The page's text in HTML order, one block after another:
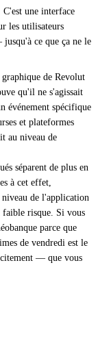
une interface
les utilisateurs
jusqu'à ce que ça ne le
de Revolut
qu'il ne s'agissait
événement spécifique
et plateformes
au niveau de
séparent de plus en
à cet effet,
niveau de l'application
faible risque. Si vous
parce que
de vendredi est le
— que vous